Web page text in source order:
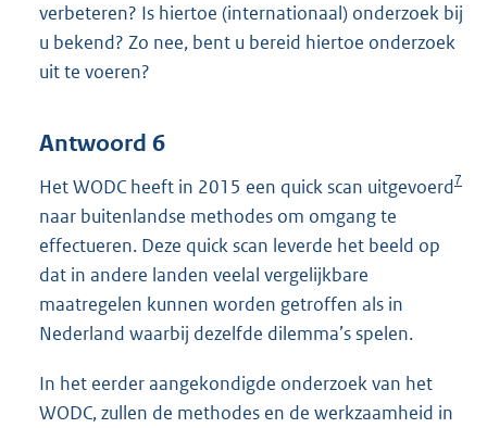
verbeteren? Is hiertoe (internationaal) onderzoek bij
u bekend? Zo nee, bent u bereid hiertoe onderzoek
uit te voeren?
Antwoord 6
Het WODC heeft in 2015 een quick scan uitgevoerd7
naar buitenlandse methodes om omgang te
effectueren. Deze quick scan leverde het beeld op
dat in andere landen veelal vergelijkbare
maatregelen kunnen worden getroffen als in
Nederland waarbij dezelfde dilemma’s spelen.
In het eerder aangekondigde onderzoek van het
WODC, zullen de methodes en de werkzaamheid in